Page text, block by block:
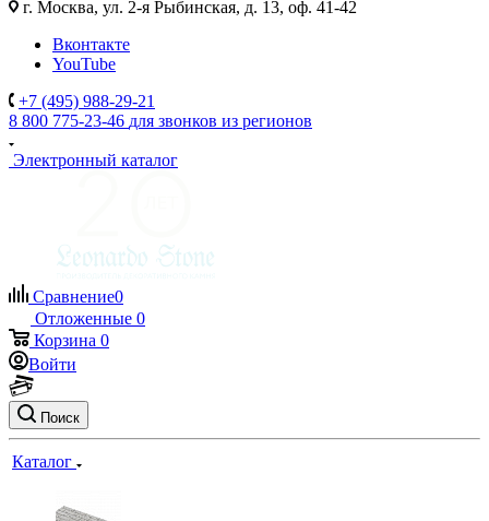
г. Москва, ул. 2-я Рыбинская, д. 13, оф. 41-42
Вконтакте
YouTube
+7 (495) 988-29-21
8 800 775-23-46 для звонков из регионов
Электронный каталог
Сравнение0
Отложенные 0
Корзина 0
Войти
Поиск
Каталог